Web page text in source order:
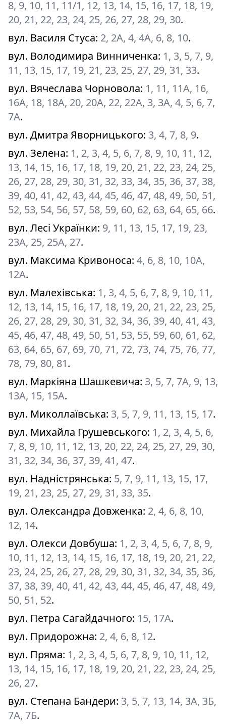
8, 9, 10, 11, 11/1, 12, 13, 14, 15, 16, 17, 18, 19,
20, 21, 22, 23, 24, 25, 26, 27, 28, 29, 30.
вул. Василя Стуса: 2, 2А, 4, 4А, 6, 8, 10.
вул. Володимира Винниченка: 1, 3, 5, 7, 9,
11, 13, 15, 17, 19, 21, 23, 25, 27, 29, 31, 33.
вул. Вячеслава Чорновола: 1, 11, 11А, 16,
16А, 18, 18А, 20, 20А, 22, 22А, 3, 3А, 4, 5, 6, 7,
7А.
вул. Дмитра Яворницького: 3, 4, 7, 8, 9.
вул. Зелена: 1, 2, 3, 4, 5, 6, 7, 8, 9, 10, 11, 12,
13, 14, 15, 16, 17, 18, 19, 20, 21, 22, 23, 24, 25,
26, 27, 28, 29, 30, 31, 32, 33, 34, 35, 36, 37, 38,
39, 40, 41, 42, 43, 44, 45, 46, 47, 48, 49, 50, 51,
52, 53, 54, 56, 57, 58, 59, 60, 62, 63, 64, 65, 66.
вул. Лесі Українки: 9, 11, 13, 15, 17, 19, 23,
23А, 25, 25А, 27.
вул. Максима Кривоноса: 4, 6, 8, 10, 10А,
12А.
вул. Малехівська: 1, 3, 4, 5, 6, 7, 8, 9, 10, 11,
12, 13, 14, 15, 16, 17, 18, 19, 20, 21, 22, 23, 25,
26, 27, 28, 29, 30, 31, 32, 34, 36, 39, 40, 41, 43,
45, 46, 47, 48, 49, 50, 51, 53, 55, 59, 60, 61, 62,
63, 64, 65, 67, 69, 70, 71, 72, 73, 74, 75, 76, 77,
78, 79, 80, 81.
вул. Маркіяна Шашкевича: 3, 5, 7, 7А, 9, 13,
13А, 15, 15А.
вул. Миколлаївська: 3, 5, 7, 9, 11, 13, 15, 17.
вул. Михайла Грушевського: 1, 2, 3, 4, 5, 6,
7, 8, 9, 10, 11, 12, 13, 20, 22, 24, 25, 27, 29, 30,
31, 32, 34, 36, 37, 39, 41, 47.
вул. Надністрянська: 5, 7, 9, 11, 13, 15, 17,
19, 21, 23, 25, 27, 29, 31, 33, 35.
вул. Олександра Довженка: 2, 4, 6, 8, 10,
12, 14.
вул. Олекси Довбуша: 1, 2, 3, 4, 5, 6, 7, 8, 9,
10, 11, 12, 13, 14, 15, 16, 17, 18, 19, 20, 21, 22,
23, 24, 25, 26, 27, 28, 29, 30, 31, 32, 34, 35, 36,
37, 38, 39, 40, 41, 42, 43, 44, 45, 46, 47, 48, 49,
50, 51, 52.
вул. Петра Сагайдачного: 15, 17А.
вул. Придорожна: 2, 4, 6, 8, 12.
вул. Пряма: 1, 2, 3, 4, 5, 6, 7, 8, 9, 10, 11, 12,
13, 14, 15, 16, 17, 18, 19, 20, 21, 22, 23, 24, 25,
26, 27.
вул. Степана Бандери: 3, 5, 7, 13, 14, 3А, 3Б,
7А, 7Б.